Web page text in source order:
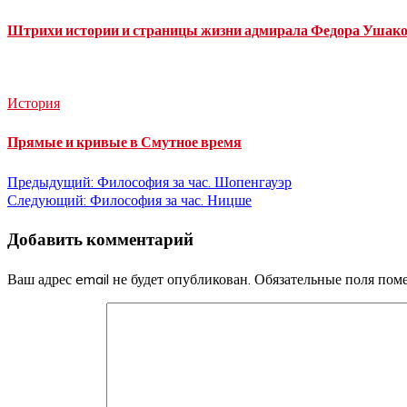
Штрихи истории и страницы жизни адмирала Федора
История
Прямые и кривые в Смутное время
Навигация
записям
Предыдущий: Философия за час. Шопенгауэр
Следующий: Философия за час. Ницше
Добавить комментарий
Ваш адрес email не будет опубликован. Обязательные поля